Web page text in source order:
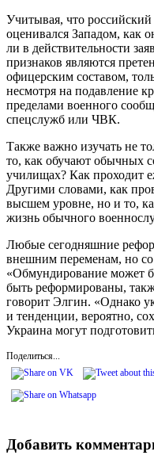
Учитывая, что
оценивался Западом, как
ли в действительности
признаков являются
офицерским составом,
несмотря на подавление
пределами военного
спецслужб или ЧВК.
Также важно изучать не
то, как обучают обычных
училищах? Как проходит
Другими словами, как
высшем уровне, но и то,
жизнь обычного
Любые сегодняшние
внешним переменам, но
«Обмундирование может
быть реформированы,
говорит Элгин. «Однако
и тенденции, вероятно,
Украина могут
Поделиться...
Добавить